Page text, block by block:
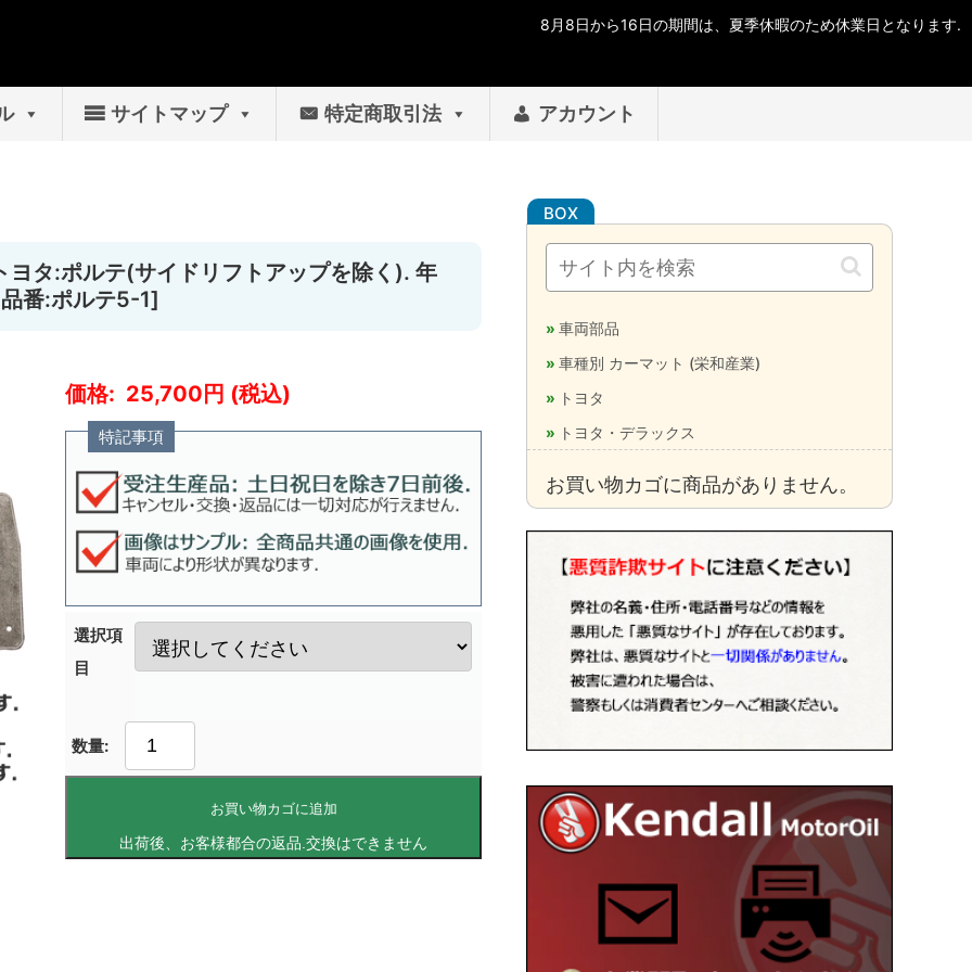
サイトマップ 特定商取引法 アカウント
タ:ポルテ(サイドリフトアップを除く). 年
番:ポルテ5-1]
25,700
特記事項
選択項
目
お買い物カゴに追加
車両部品
車種別 カーマット (栄和産業)
トヨタ
トヨタ・デラックス
お買い物カゴに商品がありません。